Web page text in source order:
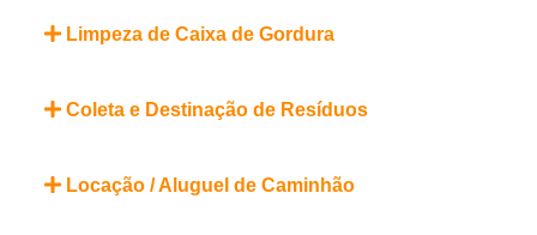
Limpeza de Caixa de Gordura
Coleta e Destinação de Resíduos
Locação / Aluguel de Caminhão